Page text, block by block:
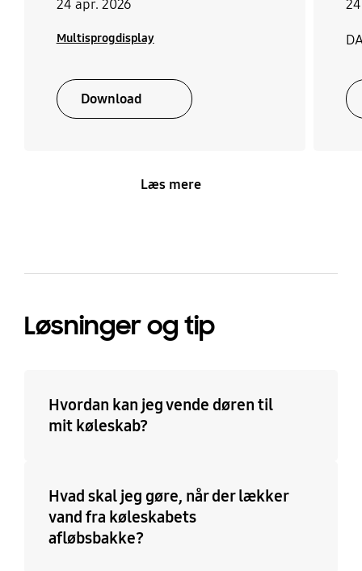
24 apr. 2026
Multisprogdisplay
Download
Læs mere
Løsninger og tip
Hvordan kan jeg vende døren til
mit køleskab?
Hvad skal jeg gøre, når der lækker
vand fra køleskabets
afløbsbakke?